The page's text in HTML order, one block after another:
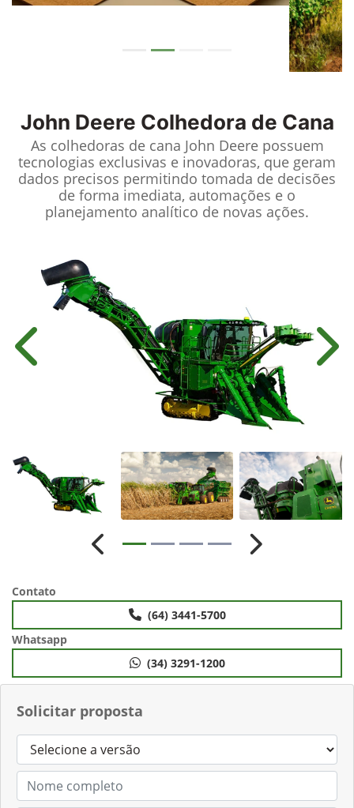
John Deere Colhedora de Cana
As colhedoras de cana John Deere possuem
tecnologias exclusivas e inovadoras, que geram
dados precisos permitindo tomada de decisões
de forma imediata, automações e o
planejamento analítico de novas ações.
Solicitar proposta
Anterior
Anterior Próximo
Contato
(64) 3441-5700
Whatsapp
(34) 3291-1200